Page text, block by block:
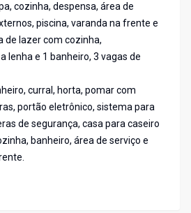
cozinha, despensa, área de
piscina, varanda na frente e
de lazer com cozinha,
lenha e 1 banheiro, 3 vagas de
curral, horta, pomar com
portão eletrônico, sistema para
de segurança, casa para caseiro
banheiro, área de serviço e